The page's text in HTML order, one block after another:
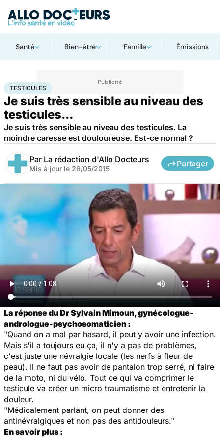
Santé Bien-être Famille Émissions
AccueilSantéTesticules
TESTICULES
Je suis très sensible au niveau des
testicules...
Je suis très sensible au niveau des testicules. La
moindre caresse est douloureuse. Est-ce normal ?
Par La rédaction d'Allo Docteurs
Mis à jour le 26/05/2015
Partager
La réponse du Dr Sylvain Mimoun, gynécologue-
andrologue-psychosomaticien :
"Quand on a mal par hasard, il peut y avoir une infection.
Mais s'il a toujours eu ça, il n'y a pas de problèmes,
c'est juste une névralgie locale (les nerfs à fleur de
peau). Il ne faut pas avoir de pantalon trop serré, ni faire
de la moto, ni du vélo. Tout ce qui va comprimer le
testicule va créer un micro traumatisme et entretenir la
douleur.
"Médicalement parlant, on peut donner des
antinévralgiques et non pas des antidouleurs."
En savoir plus :